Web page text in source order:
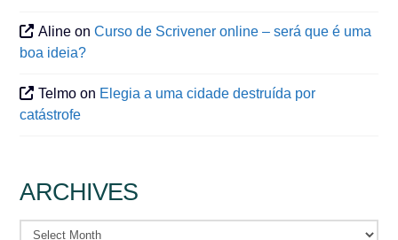
Aline onCurso de Scrivener online – será que é uma
boa ideia?
Telmo on Elegia a uma cidade destruída por
catástrofe
ARCHIVES
Archives